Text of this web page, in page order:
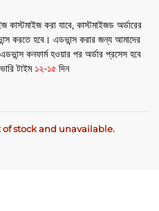
করা যাবে, কাস্টমাইজড অর্ডারের
করতে হবে। এডভান্স করার জন্য আমাদের
কনফার্ম হওয়ার পর অর্ডার প্রসেস হবে
টাইম ১২-১৫ দিন
stock and unavailable.